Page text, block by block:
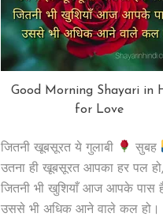
Good Morning Shayari in
for Love
जितनी खूबसूरत ये गुलाबी सुबह
उतना ही खूबसूरत आपका हर पल हो,
जितनी भी खुशियाँ आज आपके पास
उससे भी अधिक आने वाले कल हो।